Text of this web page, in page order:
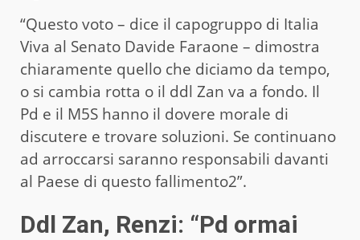
“Questo voto – dice il capogruppo di Italia
Viva al Senato Davide Faraone – dimostra
chiaramente quello che diciamo da tempo,
o si cambia rotta o il ddl Zan va a fondo. Il
Pd e il M5S hanno il dovere morale di
discutere e trovare soluzioni. Se continuano
ad arroccarsi saranno responsabili davanti
al Paese di questo fallimento2”.
Ddl Zan, Renzi: “Pd ormai